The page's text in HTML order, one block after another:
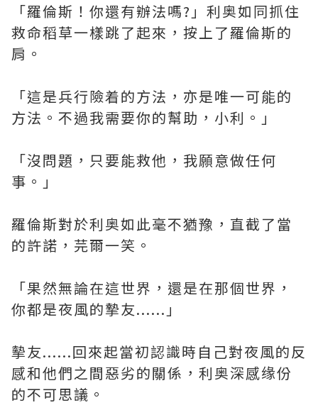
「羅倫斯！你還有辦法嗎?」利奥如同抓住
救命稻草一樣跳了起來，按上了羅倫斯的
肩。
「這是兵行險着的方法，亦是唯一可能的
方法。不過我需要你的幫助，小利。」
「沒問題，只要能救他，我願意做任何
事。」
羅倫斯對於利奥如此毫不猶豫，直截了當
的許諾，芫爾一笑。
「果然無論在這世界，還是在那個世界，
你都是夜風的摯友......」
摰友......回來起當初認識時自己對夜風的反
感和他們之間惡劣的關係，利奥深感缘份
的不可思議。